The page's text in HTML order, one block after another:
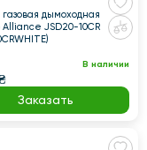
газовая дымоходная
JSD20-10CR
В наличии
Заказать